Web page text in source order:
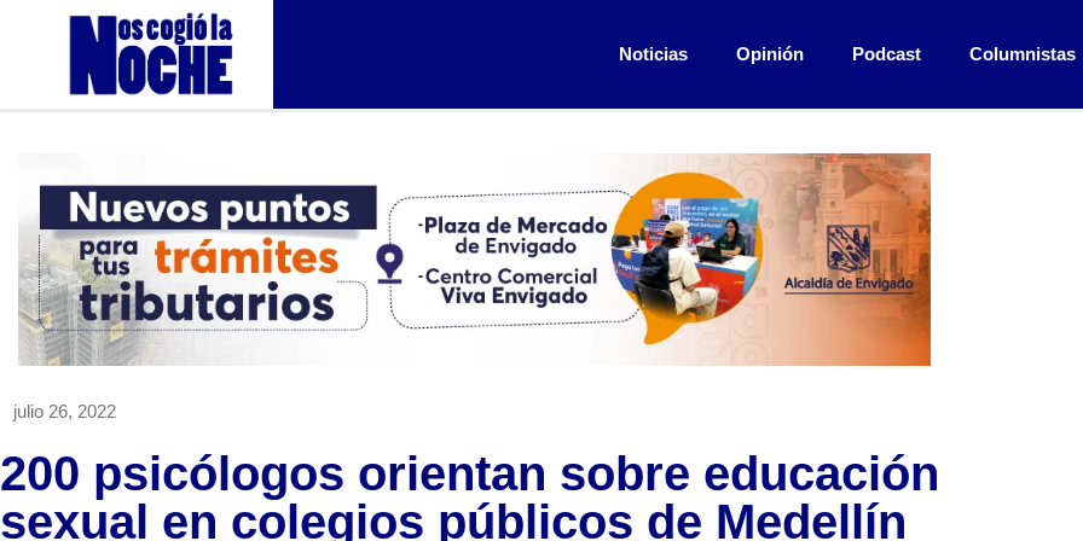
Noticias Opinión Podcast Columnistas
julio 26, 2022
200 psicólogos orientan sobre educación
sexual en colegios públicos de Medellín